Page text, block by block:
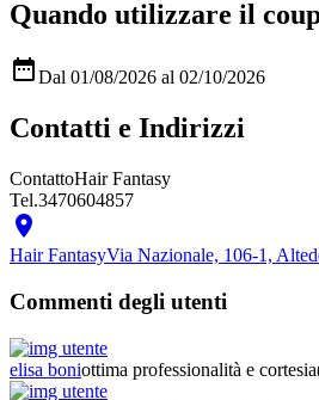
Quando utilizzare il
Dal 01/08/2026 al 02/10/2026
Contatti e Indirizzi
ContattoHair Fantasy
Tel.3470604857

Hair FantasyVia Nazionale, 106-1,
Commenti degli utenti
elisa boniottima professionalità e cortesia